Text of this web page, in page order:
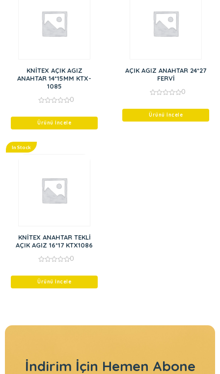
KNİTEX AÇIK AGIZ
ANAHTAR 14*15MM KTX-
1085
of
0
Ürünü İncele
AÇIK AGIZ ANAHTAR 24*27
FERVİ
of
0
Ürünü İncele
In Stock
KNİTEX ANAHTAR TEKLİ
AÇIK AGIZ 16*17 KTX1086
of
0
Ürünü İncele
İndirim İçin Hemen Abone